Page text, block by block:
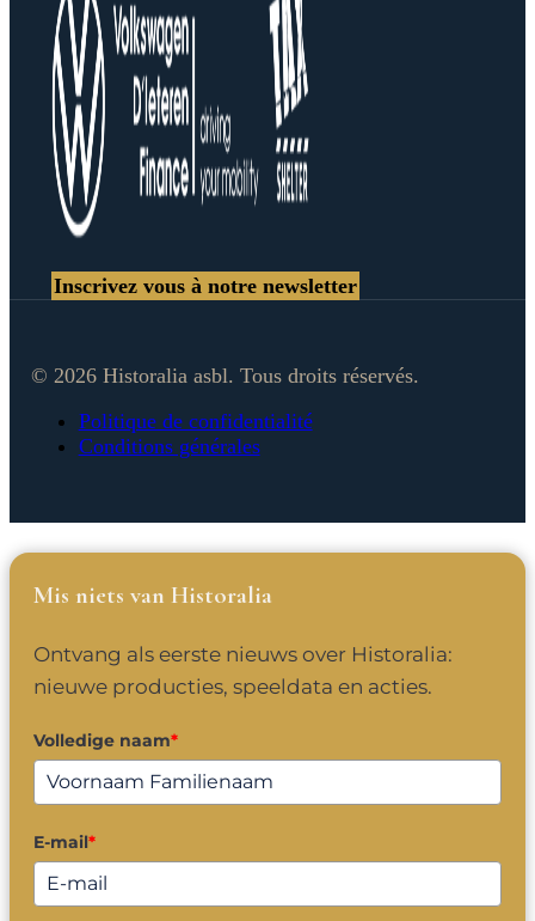
Inscrivez vous à notre newsletter
© 2026 Historalia asbl. Tous droits réservés.
Politique de confidentialité
Conditions générales
Mis niets van Historalia
Ontvang als eerste nieuws over Historalia:
nieuwe producties, speeldata en acties.
Volledige naam*
E-mail*